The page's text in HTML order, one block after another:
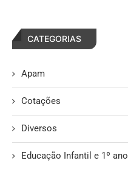
CATEGORIAS
Apam
Cotações
Diversos
Educação Infantil e 1º ano